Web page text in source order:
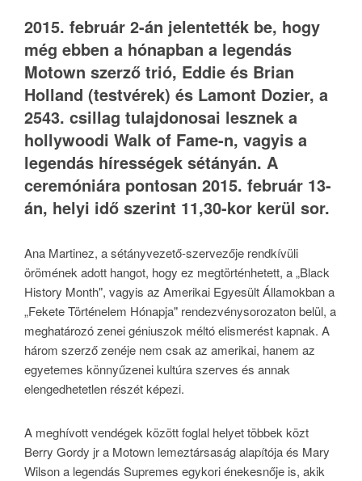
2015. február 2-án jelentették be, hogy
még ebben a hónapban a legendás
Motown szerző trió, Eddie és Brian
Holland (testvérek) és Lamont Dozier, a
2543. csillag tulajdonosai lesznek a
hollywoodi Walk of Fame-n, vagyis a
legendás hírességek sétányán. A
ceremóniára pontosan 2015. február 13-
án, helyi idő szerint 11,30-kor kerül sor.
Ana Martinez, a sétányvezető-szervezője rendkívüli
örömének adott hangot, hogy ez megtörténhetett, a „Black
History Month", vagyis az Amerikai Egyesült Államokban a
„Fekete Történelem Hónapja" rendezvénysorozaton belül, a
meghatározó zenei géniuszok méltó elismerést kapnak. A
három szerző zenéje nem csak az amerikai, hanem az
egyetemes könnyűzenei kultúra szerves és annak
elengedhetetlen részét képezi.
A meghívott vendégek között foglal helyet többek közt
Berry Gordy jr a Motown lemeztársaság alapítója és Mary
Wilson a legendás Supremes egykori énekesnője is, akik